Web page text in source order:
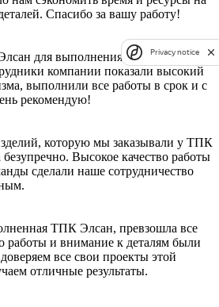
Спасибо за вашу работу!
для выполнения работ по
компании показали высокий
выполнили все работы в срок и с
рекомендую!
которую мы заказывали у ТПК
Высокое качество работы
сделали наше сотрудничество
ТПК Элсан, превзошла все
работы и внимание к деталям были
все свои проекты этой
отличные результаты.
Privacy notice